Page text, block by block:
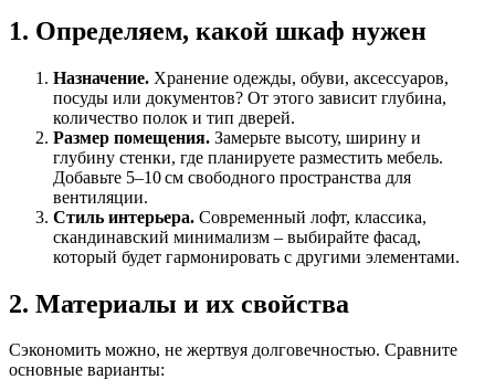
1. Определяем, какой шкаф нужен
Назначение. Хранение одежды, обуви, аксессуаров,
посуды или документов? От этого зависит глубина,
количество полок и тип дверей.
Размер помещения. Замерьте высоту, ширину и
глубину стенки, где планируете разместить мебель.
Добавьте 5–10 см свободного пространства для
вентиляции.
Стиль интерьера. Современный лофт, классика,
скандинавский минимализм – выбирайте фасад,
который будет гармонировать с другими элементами.
2. Материалы и их свойства
Сэкономить можно, не жертвуя долговечностью. Сравните
основные варианты: